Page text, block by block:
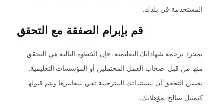
المستخدمة في بلدك.
قم بإبرام الصفقة مع التحقق
بمجرد ترجمة شهاداتك التعليمية، فإن الخطوة التالية هي التحقق
منها من قبل أصحاب العمل المحتملين أو المؤسسات التعليمية.
يضمن التحقق أن مستنداتك المترجمة تفي بمعاييرها ويتم قبولها
كتمثيل صالح لمؤهلاتك.